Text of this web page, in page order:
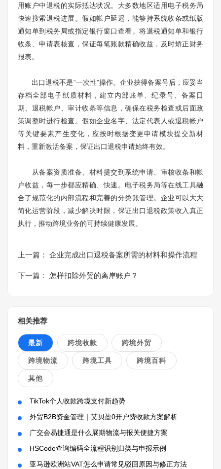
用账户中退税的实际抵达状况。大多数地区适用电子税务局
快速搜索退税进展。假如帐户延迟，能够持系统收条或纸版
通知单到税务局或指定银行窗口查看。将退税通知单和银行
收条、申请表核查，保证每笔账款精确收益，及时矫正财务
报表。
出口退税不是“一次性”操作。企业获得备案号后，应妥当
存档全部电子纸质材料，建立内部账单、纪录号、备案日
期、退税帐户、审计收条等信息，确保在税务检查或后面政
策调整时进行检查。假如企业名字、法定代表人或退税帐户
等关键要素产生变化，应按时根据变更申请模块提交新材
料，重新激活备案，保证出口退税申请始终有效。
从备案资质准备、材料提交到系统申请、审核收条和帐
户收益，每一步都应精确、快速。电子税务局等在线工具融
合了规范化的内部流程和完善的分类账管理。企业可以大大
简化运营阶段，减少解决时限，保证出口退税政策收入真正
执行，推动跨境业务的可持续健康发展。
上一篇： 企业完成出口退税备案所需的材料和操作流程
下一篇： 怎样扣除外贸的离岸账户？
相关推荐
最新 跨境收款 跨境外贸
跨境物流 跨境工具 跨境百科
其他
TikTok个人收款跨境支付新趋势
外贸B2B资金管理｜艾贝盈0开户费收款方案解析
广交会易捷通是什么展期物流与报关便捷方案
HSCode查询编码全流程识别归类与申报示例
亚马逊欧洲站VAT怎么申请常见驳回原因与修正方法